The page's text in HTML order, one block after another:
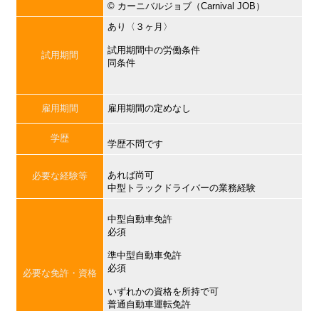
©︎ カーニバルジョブ（Carnival JOB）
試用期間
あり〈３ヶ月〉
試用期間中の労働条件
同条件
雇用期間 雇用期間の定めなし
学歴
学歴不問です
必要な経験等
あれば尚可
中型トラックドライバーの業務経験
必要な免許・資格
中型自動車免許
必須
準中型自動車免許
必須
いずれかの資格を所持で可
普通自動車運転免許